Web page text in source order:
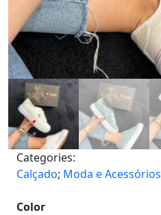
Categories:
Calçado; Moda e Acessórios
Color